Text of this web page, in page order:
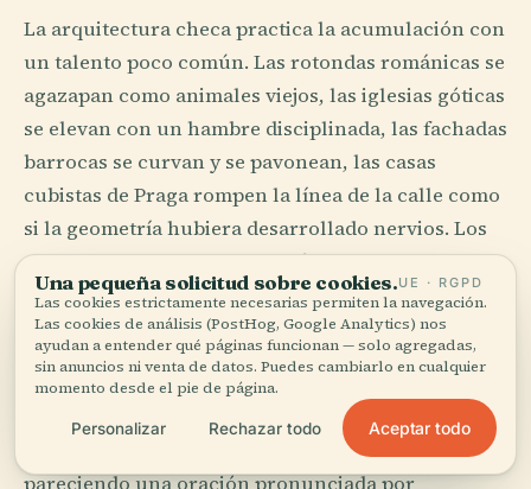
La arquitectura checa practica la acumulación con
un talento poco común. Las rotondas románicas se
agazapan como animales viejos, las iglesias góticas
se elevan con un hambre disciplinada, las fachadas
barrocas se curvan y se pavonean, las casas
cubistas de Praga rompen la línea de la calle como
si la geometría hubiera desarrollado nervios. Los
siglos no se sustituyeron aquí unos a otros.
Discutieron y se quedaron.
Kutná Hora demuestra que la riqueza puede
convertirse en arquitectura en una sola
generación. La plata pagó bóvedas, capillas y
ambición; la iglesia de Santa Bárbara sigue
Una pequeña solicitud sobre cookies.UE · RGPD
Las cookies estrictamente necesarias permiten la navegación.
Las cookies de análisis (PostHog, Google Analytics) nos
ayudan a entender qué páginas funcionan — solo agregadas,
sin anuncios ni venta de datos. Puedes cambiarlo en cualquier
momento desde el pie de página.
Personalizar Rechazar todo Aceptar todo